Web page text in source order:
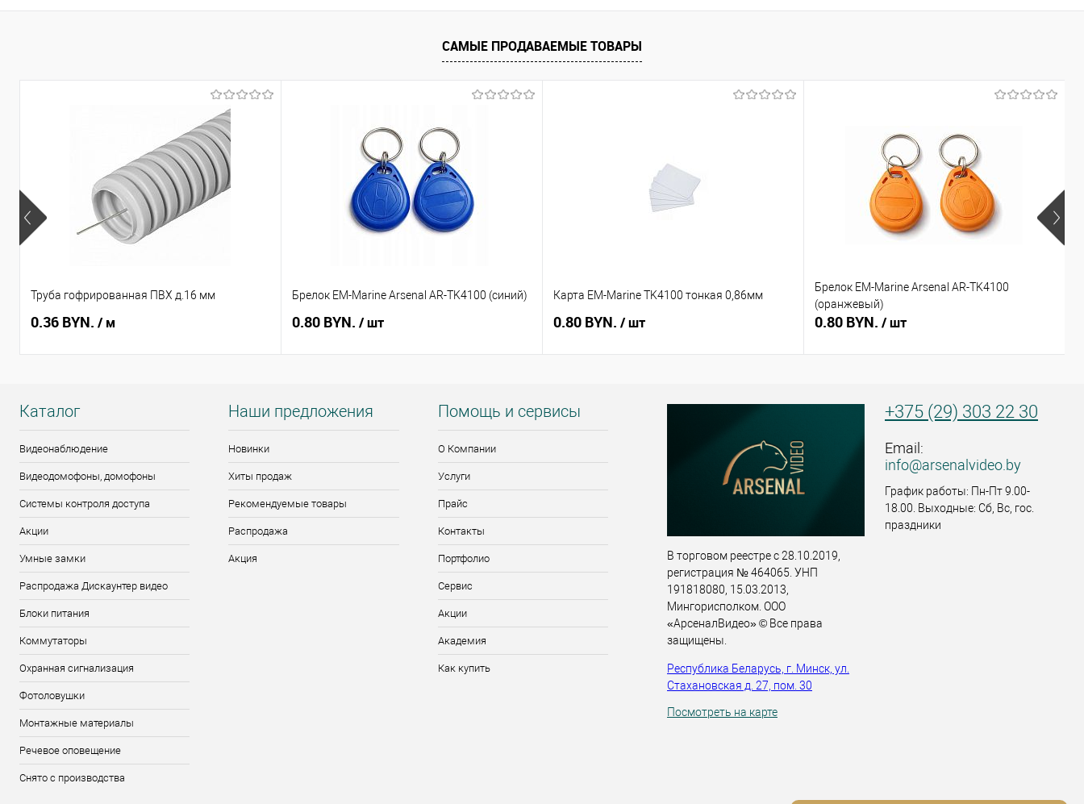
САМЫЕ ПРОДАВАЕМЫЕ ТОВАРЫ
Труба гофрированная ПВХ д.16 мм
0.36 BYN. / м
Брелок EM-Marine Arsenal AR-TK4100 (синий)
0.80 BYN. / шт
Карта EM-Marine TK4100 тонкая 0,86мм
0.80 BYN. / шт
Брелок EM-Marine Arsenal AR-TK4100
(оранжевый)
0.80 BYN. / шт
Каталог
Видеонаблюдение
Видеодомофоны, домофоны
Системы контроля доступа
Акции
Умные замки
Распродажа Дискаунтер видео
Блоки питания
Коммутаторы
Охранная сигнализация
Фотоловушки
Монтажные материалы
Речевое оповещение
Снято с производства
Наши предложения
Новинки
Хиты продаж
Рекомендуемые товары
Распродажа
Акция
Помощь и сервисы
О Компании
Услуги
Прайс
Контакты
Портфолио
Сервис
Акции
Академия
Как купить
В торговом реестре с 28.10.2019,
регистрация № 464065. УНП
191818080, 15.03.2013,
Мингорисполком. ООО
«АрсеналВидео» © Все права
защищены.
Республика Беларусь, г. Минск, ул.
Стахановская д. 27, пом. 30
Посмотреть на карте
+375 (29) 303 22 30
Email:
info@arsenalvideo.by
График работы: Пн-Пт 9.00-
18.00. Выходные: Сб, Вс, гос.
праздники